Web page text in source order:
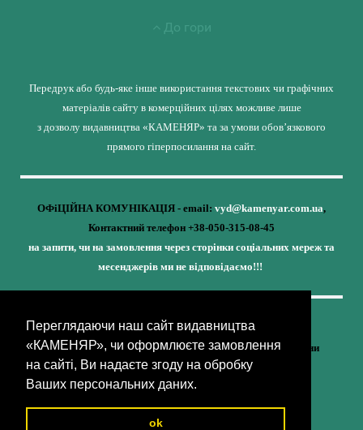
Переглядаючи наш сайт видавництва
«КАМЕНЯР», чи оформлюєте замовлення
на сайті, Ви надаєте згоду на обробку
Ваших персональних даних.
ok
До гори
Передрук або будь-яке інше використання текстових чи графічних
матеріалів сайту в комерційних цілях можливе лише
з дозволу видавництва «КАМЕНЯР» та за умови обов’язкового
прямого гіперпосилання на сайт.
ОФіЦІЙНА КОМУНІКАЦІЯ - email: vyd@kamenyar.com.ua,
Контактний телефон +38-050-315-08-45
на запити, чи на замовлення через сторінки соціальних мереж та
месенджерів ми не відповідаємо!!!
Кожне наше видання - це внесок у спротив,
у збереження ідентичності та неминучу перемогу України
(видавництво «КАМЕНЯР»)